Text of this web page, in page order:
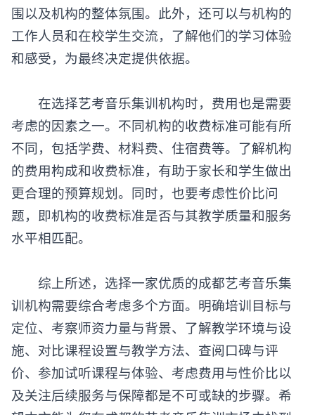
围以及机构的整体氛围。此外，还可以与机构的
工作人员和在校学生交流，了解他们的学习体验
和感受，为最终决定提供依据。
在选择艺考音乐集训机构时，费用也是需要
考虑的因素之一。不同机构的收费标准可能有所
不同，包括学费、材料费、住宿费等。了解机构
的费用构成和收费标准，有助于家长和学生做出
更合理的预算规划。同时，也要考虑性价比问
题，即机构的收费标准是否与其教学质量和服务
水平相匹配。
综上所述，选择一家优质的成都艺考音乐集
训机构需要综合考虑多个方面。明确培训目标与
定位、考察师资力量与背景、了解教学环境与设
施、对比课程设置与教学方法、查阅口碑与评
价、参加试听课程与体验、考虑费用与性价比以
及关注后续服务与保障都是不可或缺的步骤。希